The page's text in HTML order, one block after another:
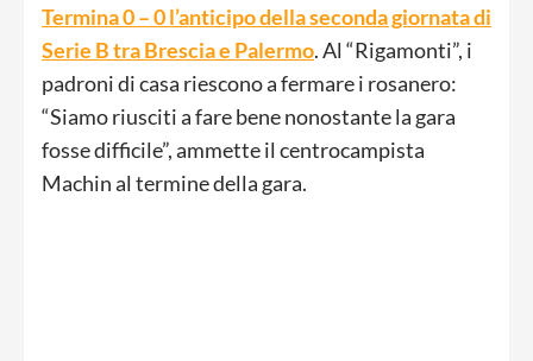
Termina 0 – 0 l’anticipo della seconda giornata di
Serie B tra Brescia e Palermo. Al “Rigamonti”, i
padroni di casa riescono a fermare i rosanero:
“Siamo riusciti a fare bene nonostante la gara
fosse difficile”, ammette il centrocampista
Machin al termine della gara.